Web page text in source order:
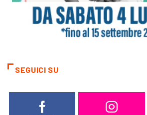
SEGUICI SU